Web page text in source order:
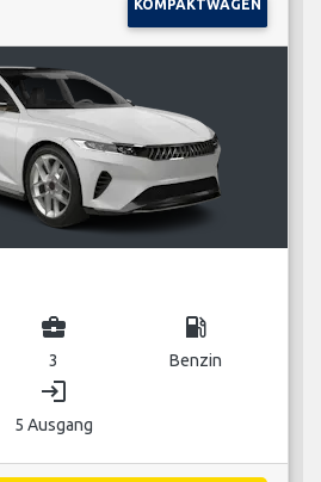
KOMPAKTWAGEN
business_center
3
local_gas_station
Benzin
login
5 Ausgang